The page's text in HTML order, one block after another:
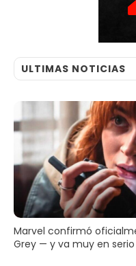
ULTIMAS NOTICIAS
Marvel confirmó
Grey — y va muy en serio